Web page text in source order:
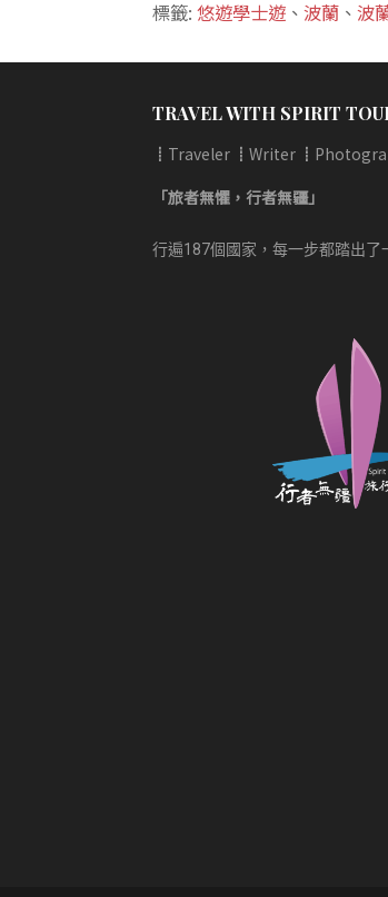
標籤:悠遊學士遊 、波蘭 、波
TRAVEL WITH SPIRIT
┋Traveler ┋Writer
「旅者無懼，行者無疆」
行遍187個國家，每一步都踏出了